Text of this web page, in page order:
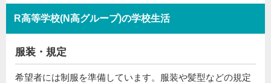
R高等学校(N高グループ)の学校生活
服装・規定
希望者には制服を準備しています。服装や髪型などの規定